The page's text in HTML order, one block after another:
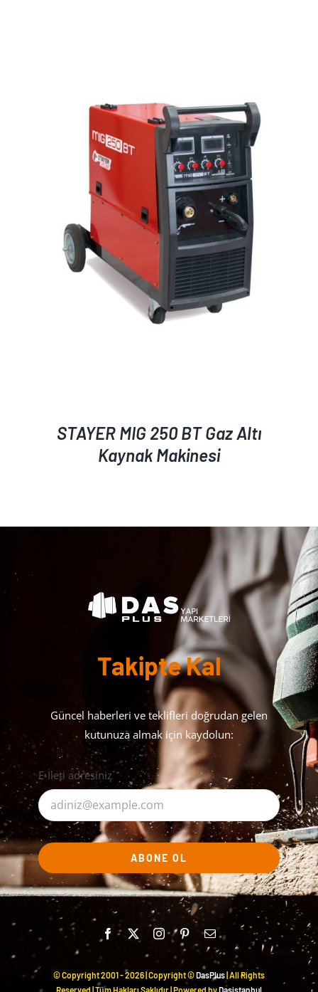
AYRINTILAR
STAYER MIG 250 BT Gaz Altı
Kaynak Makinesi
Takipte Kal
Güncel haberleri ve teklifleri doğrudan gelen
kutunuza almak için kaydolun:
E-İleti adresiniz
ABONE OL
© Copyright 2001 -2026 | Copyright ©DasPlus| All Rights
Reserved | Tüm Hakları Saklıdır | Powered byDasistanbul